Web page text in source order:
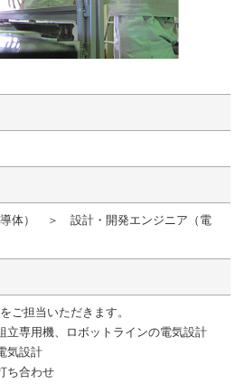
導体） ＞ 設計・開発エンジニア（電
ご担当いただきます。
立専用機、ロボットラインの電気設計
気設計
ち合わせ